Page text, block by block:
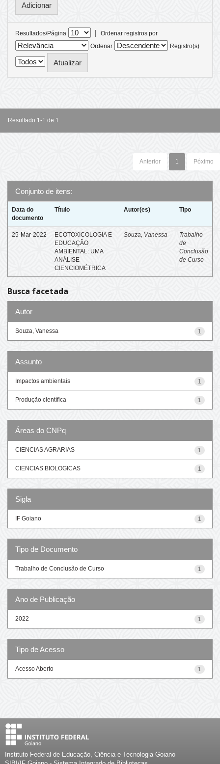
Resultados/Página |
Ordenar registros por
Ordenar
Registro(s)
Resultado 1-1 de 1.
Anterior 1 Póximo
Conjunto de itens:
Data do
documento
Título Autor(es) Tipo
25-Mar-2022
ECOTOXICOLOGIA E
EDUCAÇÃO
AMBIENTAL: UMA
ANÁLISE
CIENCIOMÉTRICA
Souza, Vanessa
Trabalho
de
Conclusão
de Curso
Busca facetada
Autor
1
Souza, Vanessa
Assunto
1
Impactos ambientais
1
Produção científica
Áreas do CNPq
1
CIENCIAS AGRARIAS
1
CIENCIAS BIOLOGICAS
Sigla
1
IF Goiano
Tipo de Documento
1
Trabalho de Conclusão de Curso
Ano de Publicação
1
2022
Tipo de Acesso
1
Acesso Aberto
Instituto Federal de Educação, Ciência e Tecnologia Goiano